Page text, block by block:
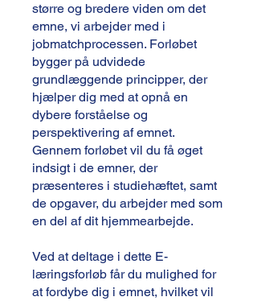
større og bredere viden om det
emne, vi arbejder med i
jobmatchprocessen. Forløbet
bygger på udvidede
grundlæggende principper, der
hjælper dig med at opnå en
dybere forståelse og
perspektivering af emnet.
Gennem forløbet vil du få øget
indsigt i de emner, der
præsenteres i studiehæftet, samt
de opgaver, du arbejder med som
en del af dit hjemmearbejde.
Ved at deltage i dette E-
læringsforløb får du mulighed for
at fordybe dig i emnet, hvilket vil